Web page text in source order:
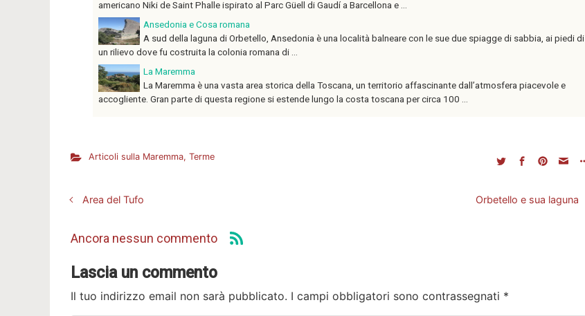
americano Niki de Saint Phalle ispirato al Parc Güell di Gaudí a Barcellona e ...
Ansedonia e Cosa romana
A sud della laguna di Orbetello, Ansedonia è una località balneare con le sue due spiagge di sabbia, ai piedi di
un rilievo dove fu costruita la colonia romana di ...
La Maremma
La Maremma è una vasta area storica della Toscana, un territorio affascinante dall’atmosfera piacevole e
accogliente. Gran parte di questa regione si estende lungo la costa toscana per circa 100 ...
Articoli sulla Maremma, Terme
Area del Tufo Orbetello e sua laguna
Ancora nessun commento
Lascia un commento
Il tuo indirizzo email non sarà pubblicato. I campi obbligatori sono contrassegnati *